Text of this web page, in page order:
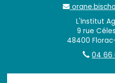
L'Institut
9 rue
48400
04 66